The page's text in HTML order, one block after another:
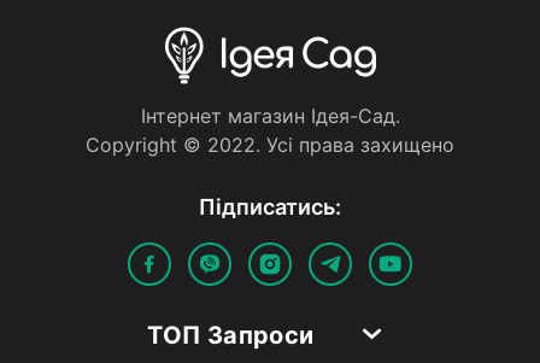
Iнтернет магазин Iдея-Сад.
Copyright © 2022. Усi права захищено
Пiдписатись:
ТОП Запроси